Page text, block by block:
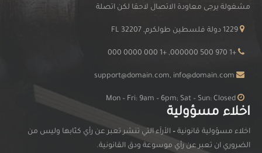
مشغولة يرجى معاودة الاتصال لاحقا لكن اتصلة
+1 970 500 000000, +1 000 0000 000
اخلاء مسؤولية
اخلاء مسؤولية قانونية – الأرآء التي تنشر تعبر عن رأي كتّابها وليس من
الضروري ان تعبر عن رأي موسوعة ودق القانونية.